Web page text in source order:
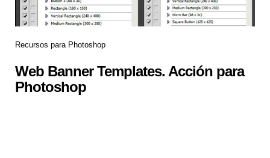
Recursos para Photoshop
Web Banner Templates. Acción para
Photoshop